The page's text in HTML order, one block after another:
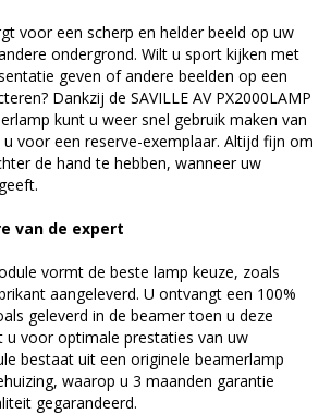
voor een scherp en helder beeld op uw
ondergrond. Wilt u sport kijken met
geven of andere beelden op een
Dankzij de SAVILLE AV PX2000LAMP
kunt u weer snel gebruik maken van
voor een reserve-exemplaar. Altijd fijn om
de hand te hebben, wanneer uw
van de expert
vormt de beste lamp keuze, zoals
aangeleverd. U ontvangt een 100%
geleverd in de beamer toen u deze
u voor optimale prestaties van uw
bestaat uit een originele beamerlamp
waarop u 3 maanden garantie
gegarandeerd.